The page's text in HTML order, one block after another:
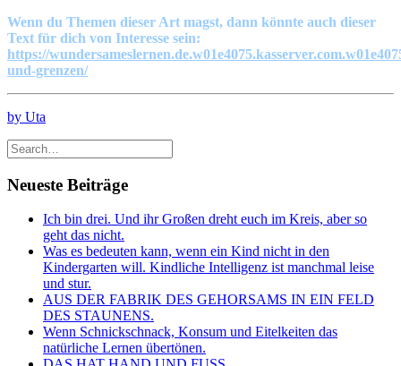
Wenn du Themen dieser Art magst, dann könnte auch dieser
Text für dich von Interesse sein:
https://
und-grenzen/
by Uta
Neueste Beiträge
Ich bin drei. Und ihr Großen dreht euch im Kreis, aber so
geht das nicht.
Was es bedeuten kann, wenn ein Kind nicht in den
Kindergarten will. Kindliche Intelligenz ist manchmal leise
und stur.
AUS DER FABRIK DES GEHORSAMS IN EIN FELD
DES STAUNENS.
Wenn Schnickschnack, Konsum und Eitelkeiten das
natürliche Lernen übertönen.